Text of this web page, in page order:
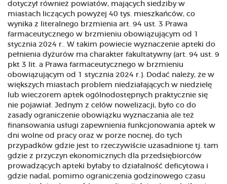
dotyczył również powiatów, mających siedziby w
miastach liczących powyżej 40 tys. mieszkańców, co
wynika z literalnego brzmienia art. 94 ust. 3 Prawa
farmaceutycznego w brzmieniu obowiązującym od 1
stycznia 2024 r.. W takim powiecie wyznaczenie apteki do
pełnienia dyżurów ma charakter fakultatywny (art. 94 ust. 9
pkt 3 lit. a Prawa farmaceutycznego w brzmieniu
obowiązującym od 1 stycznia 2024 r.). Dodać należy, że w
większych miastach problem niedziałających w niedzielę
lub wieczorem aptek ogólnodostępnych praktycznie się
nie pojawiał. Jednym z celów nowelizacji, było co do
zasady ograniczenie obowiązku wyznaczania ale też
finansowania usługi zapewnienia funkcjonowania aptek w
dni wolne od pracy oraz w porze nocnej, do tych
przypadków gdzie jest to rzeczywiście uzasadnione tj. tam
gdzie z przyczyn ekonomicznych dla przedsiębiorców
prowadzących apteki byłaby to działalność deficytowa i
gdzie nadal, pomimo ograniczenia godzinowego czasu